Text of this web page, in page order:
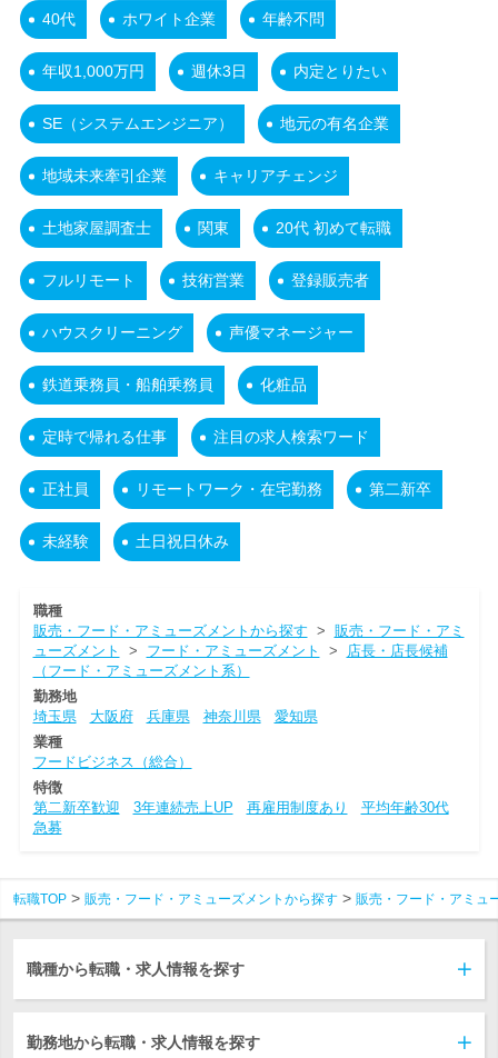
40代 ホワイト企業 年齢不問
年収1,000万円 週休3日 内定とりたい
SE（システムエンジニア） 地元の有名企業
地域未来牽引企業 キャリアチェンジ
土地家屋調査士 関東 20代 初めて転職
フルリモート 技術営業 登録販売者
ハウスクリーニング 声優マネージャー
鉄道乗務員・船舶乗務員 化粧品
定時で帰れる仕事 注目の求人検索ワード
正社員 リモートワーク・在宅勤務 第二新卒
未経験 土日祝日休み
職種
販売・フード・アミューズメントから探す > 販売・フード・アミ
ューズメント
> フード・アミューズメント > 店長・店長候補
（フード・アミューズメント系）
勤務地
埼玉県
大阪府 兵庫県 神奈川県
愛知県
業種
フードビジネス（総合）
特徴
第二新卒歓迎
3年連続売上UP 再雇用制度あり
平均年齢30代
急募
転職TOP 販売・フード・アミューズメントから探す 販売・フード・アミュ
職種から転職・求人情報を探す
勤務地から転職・求人情報を探す